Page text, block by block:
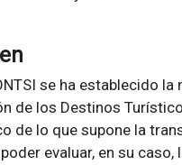
se ha establecido
de los Destinos
de lo que supone la
evaluar, en su